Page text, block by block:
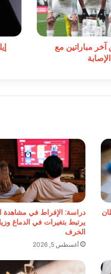
مباراتين مع
بتشفير
جديد
وسط
جدل
دراسة: الإفراط في مشاهدة
يرتبط بتغيرات في الدماغ
الخرف
أغسطس 5, 2026